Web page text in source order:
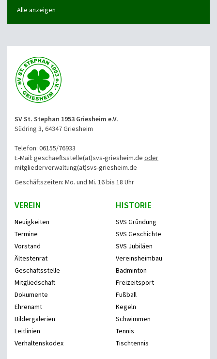
Alle anzeigen
SV St. Stephan 1953 Griesheim e.V.
Südring 3, 64347 Griesheim
Telefon: 06155/76933
E-Mail: geschaeftsstelle(at)svs-griesheim.de oder
mitgliederverwaltung(at)svs-griesheim.de
Geschäftszeiten: Mo. und Mi. 16 bis 18 Uhr
VEREIN
Neuigkeiten
Termine
Vorstand
Ältestenrat
Geschäftsstelle
Mitgliedschaft
Dokumente
Ehrenamt
Bildergalerien
Leitlinien
Verhaltenskodex
HISTORIE
SVS Gründung
SVS Geschichte
SVS Jubiläen
Vereinsheimbau
Badminton
Freizeitsport
Fußball
Kegeln
Schwimmen
Tennis
Tischtennis